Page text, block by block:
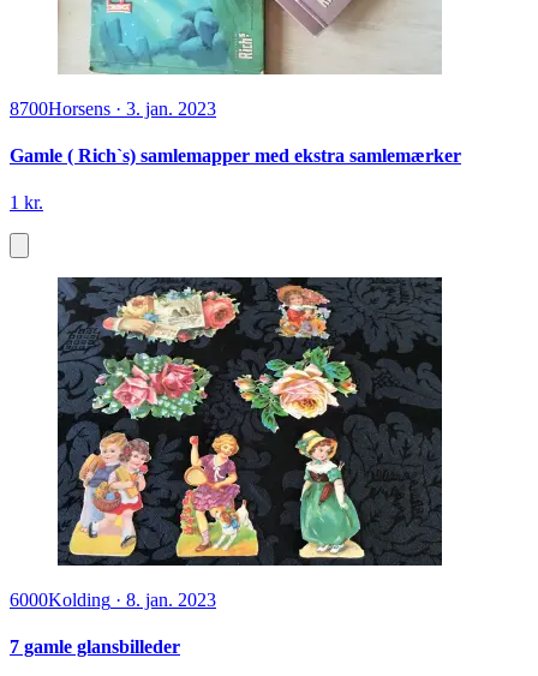
8700Horsens · 3. jan. 2023
Gamle ( Rich`s) samlemapper med ekstra samlemærker
1 kr.
6000Kolding · 8. jan. 2023
7 gamle glansbilleder